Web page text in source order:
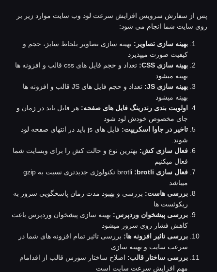
از سفارش سرویس افزایش سرعت لود وب سایت موارد زیر بر
سایت شما انجام می شود:
بهینه سازی تصاویر:بهینه سازی تصاویر بلحاظ سایز، حجم و
کیفیت صورت میپذیرد
بهینه سازی CSS:
تعداد و حجم فایل های css قالب و افزونه ها
بهینه میشود
بهینه سازی JS:
تعداد و حجم فایل های JS قالب و افزونه ها
بهینه میشود
اولویت بندی رندرینگ فایل های صفحه:هر فایل باید در زمان و
جای مخصوص خودش لود شود
تاخیر در جاوا اسکریپت:
فایل های js باید در انتهای صفحه لود
شوند.
فعال سازی کش:بهترین نوع و حالت کش را برای وبسایت شما
فعال میکنیم
فعال سازیbrotli
:brotli
تکنولوژی جدیدتری نسبت به gzip
میباشد
بررسی هاست:بررسی و بهبود مدت زمان پاسخگویی سرور به
ریکوئست ها
بررسی پیشخوان وردپرس: بهینه سازی پیشخوان وردپرس باعث
کاهش فشار روی سرور میشود
بررسی تاثیر افزونه ها:بررسی تاثیر تمام افزونه های شما در
سرعت سایت و بهینه سازی
بررسی ساختار قالب:اصلاح ساختار سورس قالب از اقدامام
مهم افزایش سرعت سایت است